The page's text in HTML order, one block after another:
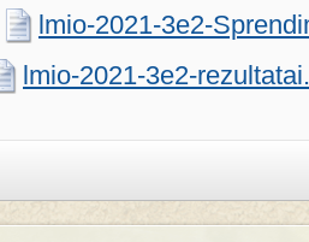
lmio-2021-3e2-
lmio-2021-3e2-